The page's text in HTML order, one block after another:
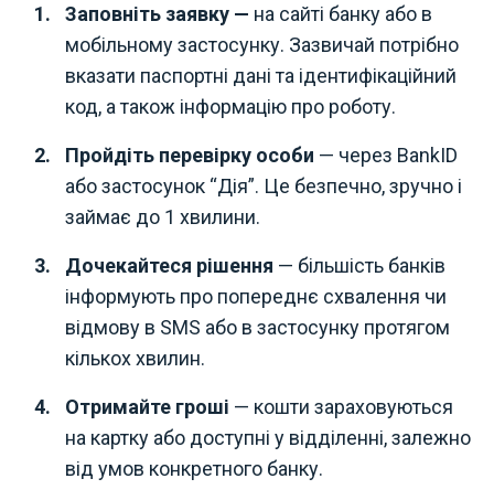
Заповніть заявку — на сайті банку або в
мобільному застосунку. Зазвичай потрібно
вказати паспортні дані та ідентифікаційний
код, а також інформацію про роботу.
Пройдіть перевірку особи — через BankID
або застосунок “Дія”. Це безпечно, зручно і
займає до 1 хвилини.
Дочекайтеся рішення — більшість банків
інформують про попереднє схвалення чи
відмову в SMS або в застосунку протягом
кількох хвилин.
Отримайте гроші — кошти зараховуються
на картку або доступні у відділенні, залежно
від умов конкретного банку.